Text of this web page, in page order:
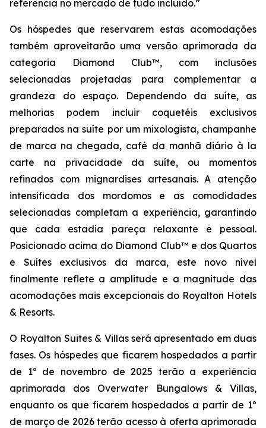
referência no mercado de tudo incluído.”
Os hóspedes que reservarem estas acomodações
também aproveitarão uma versão aprimorada da
categoria Diamond Club™, com inclusões
selecionadas projetadas para complementar a
grandeza do espaço. Dependendo da suíte, as
melhorias podem incluir coquetéis exclusivos
preparados na suíte por um mixologista, champanhe
de marca na chegada, café da manhã diário à la
carte na privacidade da suíte, ou momentos
refinados com mignardises artesanais. A atenção
intensificada dos mordomos e as comodidades
selecionadas completam a experiência, garantindo
que cada estadia pareça relaxante e pessoal.
Posicionado acima do Diamond Club™ e dos Quartos
e Suítes exclusivos da marca, este novo nível
finalmente reflete a amplitude e a magnitude das
acomodações mais excepcionais do Royalton Hotels
& Resorts.
O Royalton Suites & Villas será apresentado em duas
fases. Os hóspedes que ficarem hospedados a partir
de 1º de novembro de 2025 terão a experiência
aprimorada dos Overwater Bungalows & Villas,
enquanto os que ficarem hospedados a partir de 1º
de março de 2026 terão acesso à oferta aprimorada